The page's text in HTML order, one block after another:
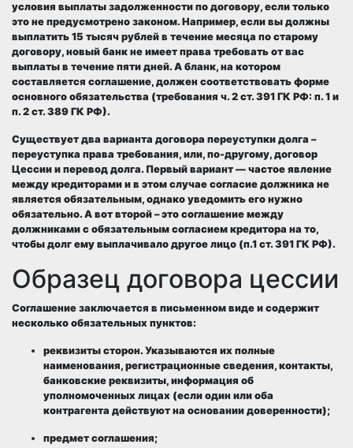
условия выплаты задолженности по договору, если только
это не предусмотрено законом. Например, если вы должны
выплатить 15 тысяч рублей в течение месяца по старому
договору, новый банк не имеет права требовать от вас
выплаты в течение пяти дней. А бланк, на котором
составляется соглашение, должен соответствовать форме
основного обязательства (требования ч. 2 ст. 391 ГК РФ: п. 1 и
п. 2 ст. 389 ГК РФ).
Существует два варианта договора переуступки долга –
переуступка права требования, или, по-другому, договор
Цессии и перевод долга. Первый вариант — частое явление
между кредиторами и в этом случае согласие должника не
является обязательным, однако уведомить его нужно
обязательно. А вот второй – это соглашение между
должниками с обязательным согласием кредитора на то,
чтобы долг ему выплачивало другое лицо (п.1 ст. 391 ГК РФ).
Образец договора цессии
Соглашение заключается в письменном виде и содержит
несколько обязательных пунктов:
реквизиты сторон. Указываются их полные
наименования, регистрационные сведения, контакты,
банковские реквизиты, информация об
уполномоченных лицах (если один или оба
контрагента действуют на основании доверенности);
предмет соглашения;